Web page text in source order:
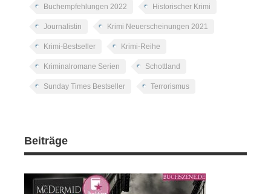
Buchempfehlungen 2022 Historischer Krimi
Journalistin Krimi Neuerscheinungen 2021
Krimi-Bestseller Krimi-Reihe
Kriminalromane Serien Schottland
Sunday Times Bestseller Terrorismus
Beiträge